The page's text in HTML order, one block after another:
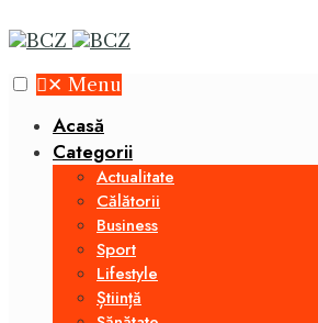
✕ Menu
Acasă
Categorii
Actualitate
Călătorii
Business
Sport
Lifestyle
Știință